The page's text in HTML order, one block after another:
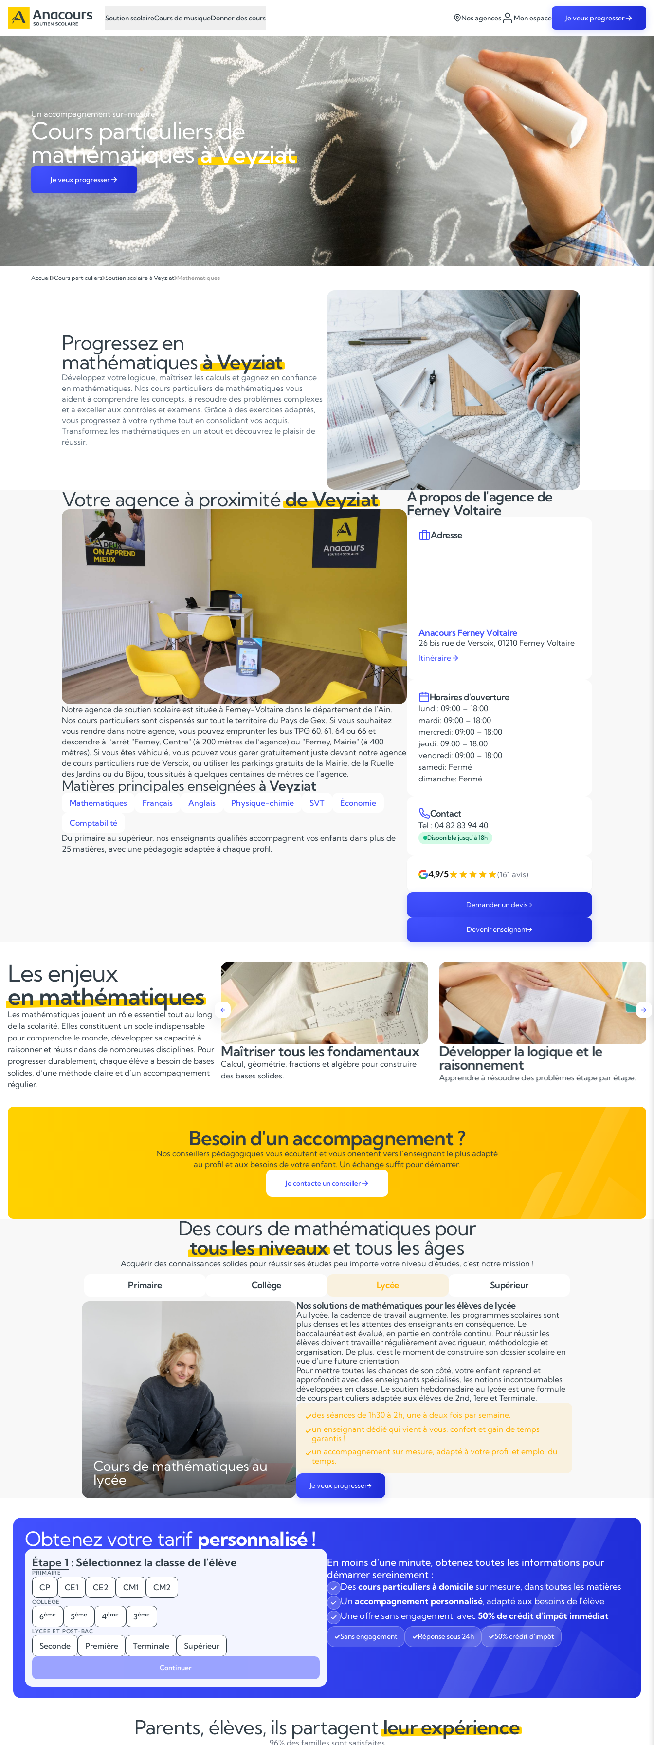
Soutien scolaireCours de musiqueDonner des cours Nos agences Mon espace Je veux progresser
Un accompagnement sur-mesure
Cours particuliers de
mathématiquesà Veyziat
Je veux progresser
Accueil Cours particuliers Soutien scolaire à Veyziat Mathématiques
Progressez en
mathématiquesà Veyziat
Développez votre logique, maîtrisez les calculs et gagnez en confiance
en mathématiques. Nos cours particuliers de mathématiques vous
aident à comprendre les concepts, à résoudre des problèmes complexes
et à exceller aux contrôles et examens. Grâce à des exercices adaptés,
vous progressez à votre rythme tout en consolidant vos acquis.
Transformez les mathématiques en un atout et découvrez le plaisir de
réussir.
Votre agence à proximitéde Veyziat
Notre agence de soutien scolaire est située à Ferney-Voltaire dans le département de l’Ain.
Nos cours particuliers sont dispensés sur tout le territoire du Pays de Gex. Si vous souhaitez
vous rendre dans notre agence, vous pouvez emprunter les bus TPG 60, 61, 64 ou 66 et
descendre à l’arrêt "Ferney, Centre" (à 200 mètres de l’agence) ou "Ferney, Mairie" (à 400
mètres). Si vous êtes véhiculé, vous pouvez vous garer gratuitement juste devant notre agence
de cours particuliers rue de Versoix, ou utiliser les parkings gratuits de la Mairie, de la Ruelle
des Jardins ou du Bijou, tous situés à quelques centaines de mètres de l’agence.
Matières principales enseignées à Veyziat
Mathématiques Français Anglais Physique-chimie SVT Économie
Comptabilité
Du primaire au supérieur, nos enseignants qualifiés accompagnent vos enfants dans plus de
25 matières, avec une pédagogie adaptée à chaque profil.
À propos de l'agence de
Ferney Voltaire
Adresse
Anacours Ferney Voltaire
26 bis rue de Versoix, 01210 Ferney Voltaire
Itinéraire
Horaires d'ouverture
lundi: 09:00 – 18:00
mardi: 09:00 – 18:00
mercredi: 09:00 – 18:00
jeudi: 09:00 – 18:00
vendredi: 09:00 – 18:00
samedi: Fermé
dimanche: Fermé
Contact
Tel : 04 82 83 94 40
Disponible jusqu'à 18h
4,9/5 (161 avis)
Demander un devis
Devenir enseignant
Les enjeux
en mathématiques
Les mathématiques jouent un rôle essentiel tout au long
de la scolarité. Elles constituent un socle indispensable
pour comprendre le monde, développer sa capacité à
raisonner et réussir dans de nombreuses disciplines. Pour
progresser durablement, chaque élève a besoin de bases
solides, d’une méthode claire et d’un accompagnement
régulier.
Maîtriser tous les fondamentaux
Calcul, géométrie, fractions et algèbre pour construire
des bases solides.
Développer la logique et le
raisonnement
Apprendre à résoudre des problèmes étape par étape.
Réussir dans toutes les matières
scientifiques
L’apprentissage des mathématiques renforce la logique
Besoin d'un accompagnement ?
Nos conseillers pédagogiques vous écoutent et vous orientent vers l’enseignant le plus adapté
au profil et aux besoins de votre enfant. Un échange suffit pour démarrer.
Je contacte un conseiller
Des cours de mathématiques pour
tous les niveauxet tous les âges
Acquérir des connaissances solides pour réussir ses études peu importe votre niveau d'études, c'est notre mission !
Primaire Collège Lycée Supérieur
Cours de mathématiques au
lycée
Nos solutions de mathématiques pour les élèves de lycée
Au lycée, la cadence de travail augmente, les programmes scolaires sont
plus denses et les attentes des enseignants en conséquence. Le
baccalauréat est évalué, en partie en contrôle continu. Pour réussir les
élèves doivent travailler régulièrement avec rigueur, méthodologie et
organisation. De plus, c'est le moment de construire son dossier scolaire en
vue d'une future orientation.
Pour mettre toutes les chances de son côté, votre enfant reprend et
approfondit avec des enseignants spécialisés, les notions incontournables
développées en classe. Le soutien hebdomadaire au lycée est une formule
de cours particuliers adaptée aux élèves de 2nd, 1ere et Terminale.
des séances de 1h30 à 2h, une à deux fois par semaine.
un enseignant dédié qui vient à vous, confort et gain de temps
garantis !
un accompagnement sur mesure, adapté à votre profil et emploi du
temps.
Je veux progresser
Obtenez votre tarif personnalisé !
En moins d'une minute, obtenez toutes les informations pour
démarrer sereinement :
Des cours particuliers à domicile sur mesure, dans toutes les matières
Un accompagnement personnalisé, adapté aux besoins de l'élève
Une offre sans engagement, avec50% de crédit d'impôt immédiat
Sans engagement Réponse sous 24h 50% crédit d'impôt
Étape 1 : Sélectionnez la classe de l'élève
PRIMAIRE
CP CE1 CE2 CM1 CM2
COLLÈGE
6ème 5ème 4ème 3ème
LYCÉE ET POST-BAC
Seconde Première Terminale Supérieur
Continuer
Parents, élèves, ils partagentleur expérience
96% des familles sont satisfaites